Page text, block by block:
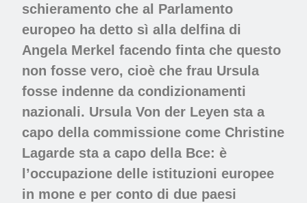
schieramento che al Parlamento
europeo ha detto sì alla delfina di
Angela Merkel facendo finta che questo
non fosse vero, cioè che frau Ursula
fosse indenne da condizionamenti
nazionali. Ursula Von der Leyen sta a
capo della commissione come Christine
Lagarde sta a capo della Bce: è
l’occupazione delle istituzioni europee
in mone e per conto di due paesi